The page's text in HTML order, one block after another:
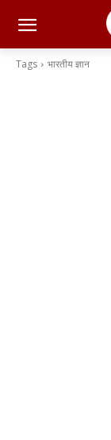
Tags भारतीय ज्ञान